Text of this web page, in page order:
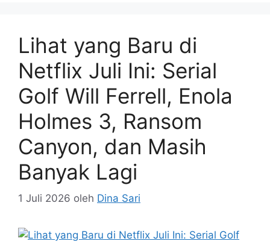
Lihat yang Baru di
Netflix Juli Ini: Serial
Golf Will Ferrell, Enola
Holmes 3, Ransom
Canyon, dan Masih
Banyak Lagi
1 Juli 2026 oleh Dina Sari